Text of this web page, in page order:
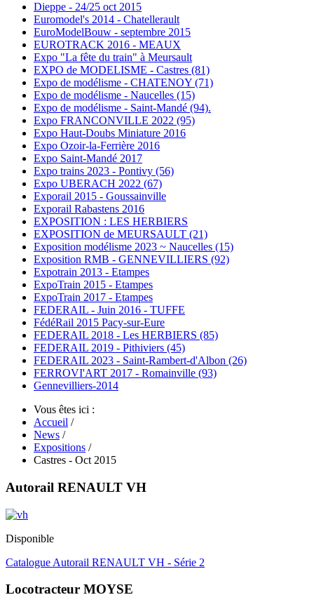
Dieppe - 24/25 oct 2015
Euromodel's 2014 - Chatellerault
EuroModelBouw - septembre 2015
EUROTRACK 2016 - MEAUX
Expo "La fête du train" à Meursault
EXPO de MODELISME - Castres (81)
Expo de modélisme - CHATENOY (71)
Expo de modélisme - Naucelles (15)
Expo de modélisme - Saint-Mandé (94).
Expo FRANCONVILLE 2022 (95)
Expo Haut-Doubs Miniature 2016
Expo Ozoir-la-Ferrière 2016
Expo Saint-Mandé 2017
Expo trains 2023 - Pontivy (56)
Expo UBERACH 2022 (67)
Exporail 2015 - Goussainville
Exporail Rabastens 2016
EXPOSITION : LES HERBIERS
EXPOSITION de MEURSAULT (21)
Exposition modélisme 2023 ~ Naucelles (15)
Exposition RMB - GENNEVILLIERS (92)
Expotrain 2013 - Etampes
ExpoTrain 2015 - Etampes
ExpoTrain 2017 - Etampes
FEDERAIL - Juin 2016 - TUFFE
FédéRail 2015 Pacy-sur-Eure
FEDERAIL 2018 - Les HERBIERS (85)
FEDERAIL 2019 - Pithiviers (45)
FEDERAIL 2023 - Saint-Rambert-d'Albon (26)
FERROVI'ART 2017 - Romainville (93)
Gennevilliers-2014
Vous êtes ici :
Accueil /
News /
Expositions /
Castres - Oct 2015
Autorail RENAULT VH
Disponible
Catalogue Autorail RENAULT VH - Série 2
Locotracteur MOYSE